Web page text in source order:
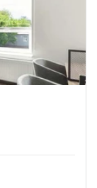
floor,